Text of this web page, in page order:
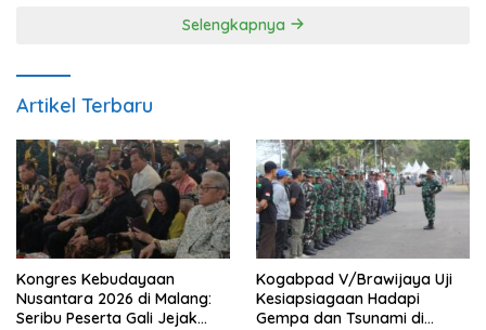
Selengkapnya
Artikel Terbaru
Kongres Kebudayaan
Nusantara 2026 di Malang:
Seribu Peserta Gali Jejak
Kogabpad V/Brawijaya Uji
Kesiapsiagaan Hadapi
Gempa dan Tsunami di